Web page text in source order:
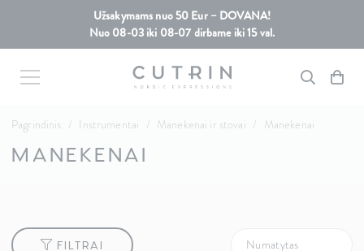
Užsakymams nuo 50 Eur – DOVANA!
Nuo 08-03 iki 08-07 dirbame iki 15 val.
Pagrindinis / Instrumentai / Manekenai ir stovai / Manekenai
MANEKENAI
FILTRAI